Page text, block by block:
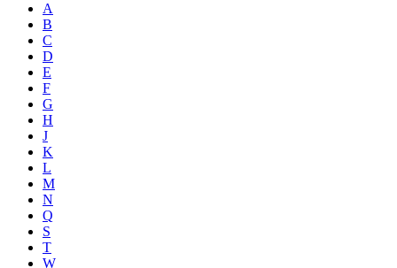
A
B
C
D
E
F
G
H
J
K
L
M
N
Q
S
T
W